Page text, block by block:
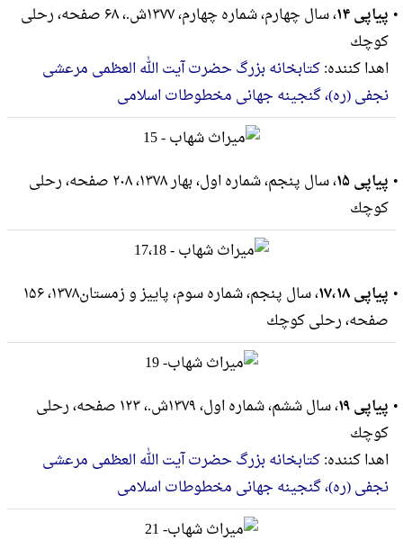
پیاپی ۱۴
، سال چهارم، شماره چهارم، ۱۳۷۷ش.، ۶۸ صفحه، رحلى
كوچك
اهدا کننده:کتابخانه بزرگ حضرت آیت الله العظمی مرعشی
نجفی (ره)، گنجینه جهانی مخطوطات اسلامی
پیاپی ۱۵
، سال پنجم، شماره اول، بهار ۱۳۷۸، ۲۰۸ صفحه، رحلى
كوچك
پیاپی ۱۷،۱۸
، سال پنجم، شماره سوم، پاییز و زمستان۱۳۷۸، ۱۵۶
صفحه، رحلى كوچك
پیاپی ۱۹
، سال ششم، شماره اول، ۱۳۷۹ش.، ۱۲۳ صفحه، رحلى
كوچك
اهدا کننده:کتابخانه بزرگ حضرت آیت الله العظمی مرعشی
نجفی (ره)، گنجینه جهانی مخطوطات اسلامی